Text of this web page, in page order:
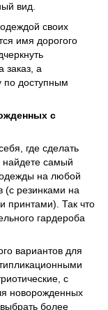
вид.
своих
имя дорогого
заказ, а
по доступным
с
где сделать
найдете самый
на любой
(с резинками на
принтами). Так что
гардероба
вариантов для
с
новорожденных
более